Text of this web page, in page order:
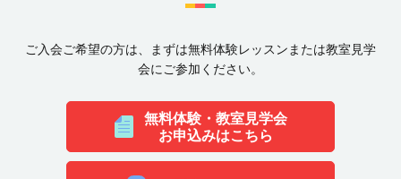
ご入会ご希望の方は、まずは無料体験レッスンまたは教室見学
会にご参加ください。
無料体験・教室見学会
お申込みはこちら